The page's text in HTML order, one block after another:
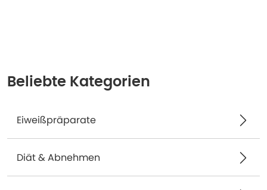
Beliebte Kategorien
Eiweißpräparate
Diät & Abnehmen